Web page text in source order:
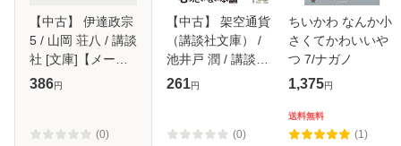
【中古】 伊達政宗
5 / 山岡 荘八 / 講談
社 [文庫]【メール
便送料無料】
386円
(0)
【中古】 架空通貨
（講談社文庫） /
池井戸 潤 / 講談社
[文庫]【メール便送
261円
(0)
ちいかわ なんか小
さくてかわいいや
つ 7/ナガノ
1,375円
送料無料
(1)